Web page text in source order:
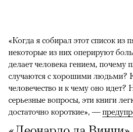
«Когда я собирал этот список из
некоторые из них оперируют
делает человека гением, почему
случаются с хорошими людьми?
человечество и к чему оно идет?
серьезные вопросы, эти книги
достаточно короткие», —